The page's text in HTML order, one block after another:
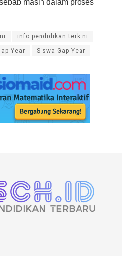
masih dalam proses
info pendidikan terkini
Year Siswa Gap Year